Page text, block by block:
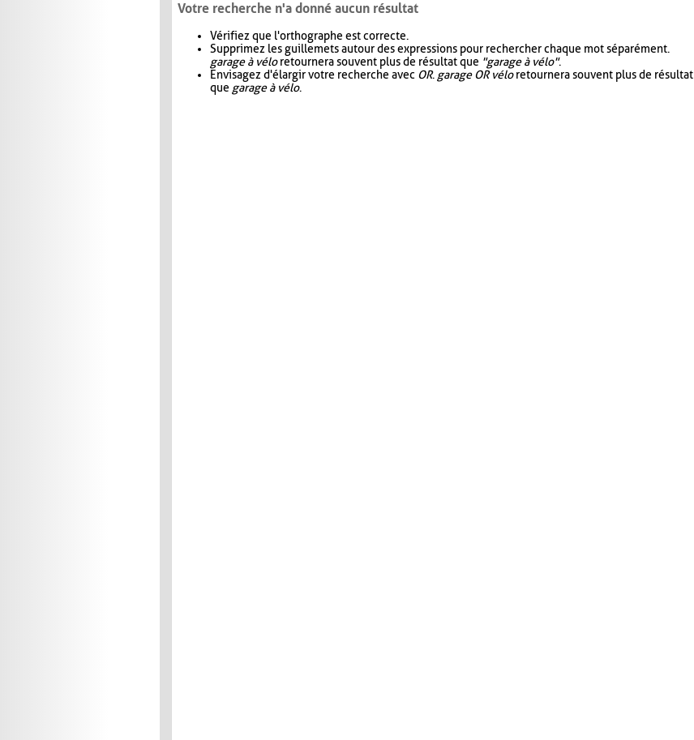
Votre recherche n'a donné aucun résultat
Vérifiez que l'orthographe est correcte.
Supprimez les guillemets autour des expressions pour rechercher chaque mot séparément.
garage à véloretournera souvent plus de résultat que "garage à vélo".
Envisagez d'élargir votre recherche avec OR. garage OR véloretournera souvent plus de résultat
que garage à vélo.